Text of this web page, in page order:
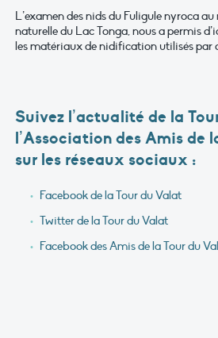
L’examen des nids du Fuligule nyroca
naturelle du Lac Tonga, nous a permis
les matériaux de nidification utilisés par
Suivez l’actualité de la
l’Association des Amis de
sur les réseaux sociaux :
Facebook de la Tour du Valat
Twitter de la Tour du Valat
Facebook des Amis de la Tour du